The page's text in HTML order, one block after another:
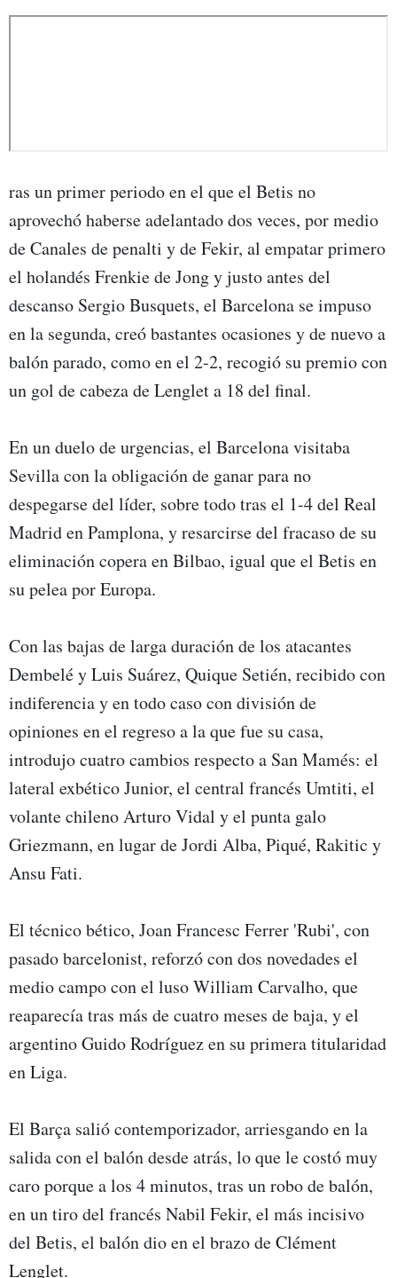
ras un primer periodo en el que el Betis no
aprovechó haberse adelantado dos veces, por medio
de Canales de penalti y de Fekir, al empatar primero
el holandés Frenkie de Jong y justo antes del
descanso Sergio Busquets, el Barcelona se impuso
en la segunda, creó bastantes ocasiones y de nuevo a
balón parado, como en el 2-2, recogió su premio con
un gol de cabeza de Lenglet a 18 del final.
En un duelo de urgencias, el Barcelona visitaba
Sevilla con la obligación de ganar para no
despegarse del líder, sobre todo tras el 1-4 del Real
Madrid en Pamplona, y resarcirse del fracaso de su
eliminación copera en Bilbao, igual que el Betis en
su pelea por Europa.
Con las bajas de larga duración de los atacantes
Dembelé y Luis Suárez, Quique Setién, recibido con
indiferencia y en todo caso con división de
opiniones en el regreso a la que fue su casa,
introdujo cuatro cambios respecto a San Mamés: el
lateral exbético Junior, el central francés Umtiti, el
volante chileno Arturo Vidal y el punta galo
Griezmann, en lugar de Jordi Alba, Piqué, Rakitic y
Ansu Fati.
El técnico bético, Joan Francesc Ferrer 'Rubi', con
pasado barcelonist, reforzó con dos novedades el
medio campo con el luso William Carvalho, que
reaparecía tras más de cuatro meses de baja, y el
argentino Guido Rodríguez en su primera titularidad
en Liga.
El Barça salió contemporizador, arriesgando en la
salida con el balón desde atrás, lo que le costó muy
caro porque a los 4 minutos, tras un robo de balón,
en un tiro del francés Nabil Fekir, el más incisivo
del Betis, el balón dio en el brazo de Clément
Lenglet.